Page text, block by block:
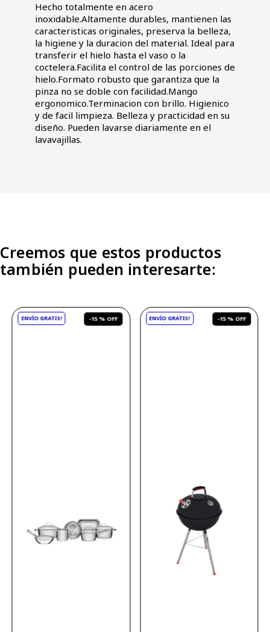
Hecho totalmente en acero
inoxidable.Altamente durables, mantienen las
caracteristicas originales, preserva la belleza,
la higiene y la duracion del material. Ideal para
transferir el hielo hasta el vaso o la
coctelera.Facilita el control de las porciones de
hielo.Formato robusto que garantiza que la
pinza no se doble con facilidad.Mango
ergonomico.Terminacion con brillo. Higienico
y de facil limpieza. Belleza y practicidad en su
diseño. Pueden lavarse diariamente en el
lavavajillas.
Creemos que estos productos
también pueden interesarte:
-15 % -15 %